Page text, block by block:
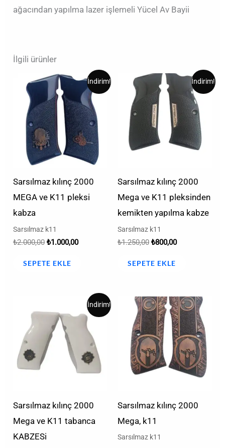
ağacından yapılma lazer işlemeli Yücel Av Bayii
İlgili ürünler
İndirim!
Sarsılmaz kılınç 2000
MEGA ve K11 pleksi
kabza
Sarsılmaz k11
₺2.000,00
Orijinal
fiyat:
₺2.000,00.
₺1.000,00
Şu
andaki
fiyat:
₺1.000,00.
SEPETE EKLE
İndirim!
Sarsılmaz kılınç 2000
Mega ve K11 pleksinden
kemikten yapılma kabze
Sarsılmaz k11
₺1.250,00
Orijinal
fiyat:
₺1.250,00.
₺800,00
Şu
andaki
fiyat:
₺800,00.
SEPETE EKLE
İndirim!
Sarsılmaz kılınç 2000
Mega ve K11 tabanca
KABZESi
fiyat:
₺1.500,00.
andaki
fiyat:
₺1.000,00.
Sarsılmaz kılınç 2000
Mega, k11
Sarsılmaz k11